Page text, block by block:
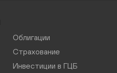
Облигации
Страхование
Инвестиции в ГЦБ